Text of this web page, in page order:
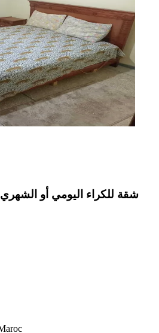
شقة للكراء اليومي أو الشهري